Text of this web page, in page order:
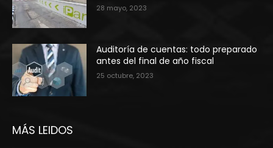
28 mayo, 2023
Auditoría de cuentas: todo preparado
antes del final de año fiscal
25 octubre, 2023
MÁS LEIDOS